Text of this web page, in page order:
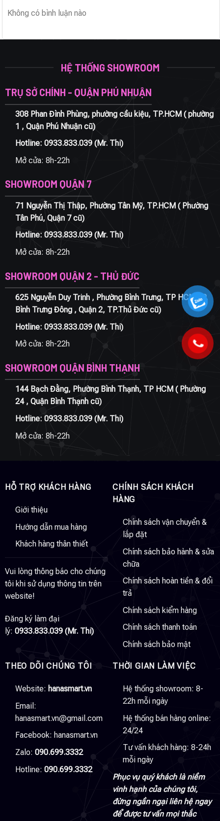
Không có bình luận nào
HỆ THỐNG SHOWROOM
TRỤ SỞ CHÍNH - QUẬN PHÚ NHUẬN
308 Phan Đình Phùng, phường cầu kiệu, TP.HCM ( phường
1 , Quận Phú Nhuận cũ)
Hotline: 0933.833.039(Mr. Thi)
Mở cửa: 8h-22h
SHOWROOM QUẬN 7
71 Nguyễn Thị Thập, Phường Tân Mỹ, TP.HCM ( Phường
Tân Phú, Quận 7 cũ)
Hotline: 0933.833.039(Mr. Thi)
Mở cửa: 8h-22h
SHOWROOM QUẬN 2 - THỦ ĐỨC
625 Nguyễn Duy Trinh , Phường Bình Trưng, TP HCM ( P.
Bình Trưng Đông , Quận 2, TP.Thủ Đức cũ)
Hotline: 0933.833.039(Mr. Thi)
Mở cửa: 8h-22h
SHOWROOM QUẬN BÌNH THẠNH
144 Bạch Đằng, Phường Bình Thạnh, TP HCM ( Phường
24 , Quận Bình Thạnh cũ)
Hotline: 0933.833.039(Mr. Thi)
Mở cửa: 8h-22h
HỖ TRỢ KHÁCH HÀNG
Giới thiệu
Hướng dẫn mua hàng
Khách hàng thân thiết
Vui lòng thông báo cho chúng
tôi khi sử dụng thông tin trên
website!
Đăng ký làm đại
lý: 0933.833.039 (Mr. Thi)
CHÍNH SÁCH KHÁCH
HÀNG
Chính sách vận chuyển &
lắp đặt
Chính sách bảo hành & sửa
chữa
Chính sách hoàn tiền & đổi
trả
Chính sách kiểm hàng
Chính sách thanh toán
Chính sách bảo mật
THEO DÕI CHÚNG TÔI
Website: hanasmart.vn
Email:
hanasmart.vn@gmail.com
Facebook: hanasmart.vn
Zalo: 090.699.3332
Hotline: 090.699.3332
THỜI GIAN LÀM VIỆC
Hệ thống showroom: 8-
22h mỗi ngày
Hệ thống bán hàng online:
24/24
Tư vấn khách hàng: 8-24h
mỗi ngày
Phục vụ quý khách là niềm
vinh hạnh của chúng tôi,
đừng ngần ngại liên hệ ngay
để được tư vấn mọi thắc